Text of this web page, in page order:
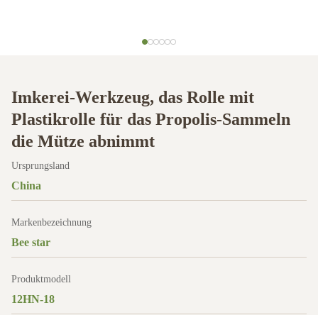
Imkerei-Werkzeug, das Rolle mit
Plastikrolle für das Propolis-Sammeln
die Mütze abnimmt
Ursprungsland
China
Markenbezeichnung
Bee star
Produktmodell
12HN-18